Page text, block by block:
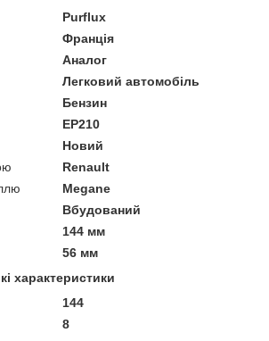
Purflux
Франція
Аналог
Легковий автомобіль
Бензин
EP210
Новий
Renault
Megane
Вбудований
144 мм
56 мм
характеристики
144
8